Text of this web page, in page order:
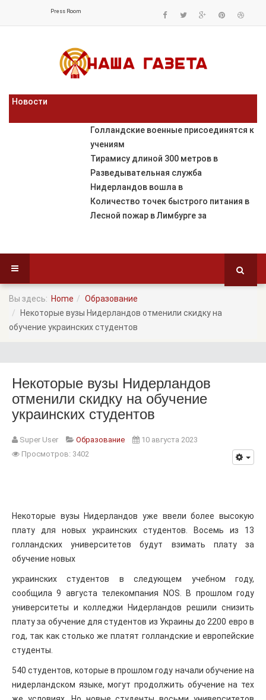
Press Room
Новости
Голландские военные присоединятся к
учениям
Тирамису длиной 300 метров в
Разведывательная служба
Нидерландов вошла в
Количество точек быстрого питания в
Лесной пожар в Лимбурге за
Вы здесь: Home
Образование
Некоторые вузы Нидерландов отменили скидку на
обучение украинских студентов
Некоторые вузы Нидерландов
отменили скидку на обучение
украинских студентов
Super User Образование
10 августа 2023
Просмотров: 3402
Некоторые вузы Нидерландов уже ввели более высокую
плату для новых украинских студентов. Восемь из 13
голландских университетов будут взимать плату за
обучение новых
украинских студентов в следующем учебном году,
сообщила 9 августа телекомпания NOS. В прошлом году
университеты и колледжи Нидерландов решили снизить
плату за обучение для студентов из Украины до 2200 евро в
год, так как столько же платят голландские и европейские
студенты.
540 студентов, которые в прошлом году начали обучение на
нидерландском языке, могут продолжить обучение на тех